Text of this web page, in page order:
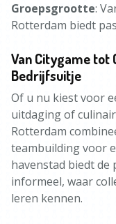
Groepsgrootte:
Rotterdam biedt
Van Citygame tot
Bedrijfsuitje
Of u nu kiest voor
uitdaging of
Rotterdam
teambuilding voor
havenstad biedt de
informeel, waar
leren kennen.